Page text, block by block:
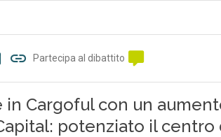
Partecipa al dibattito
in Cargoful con un
potenziato il